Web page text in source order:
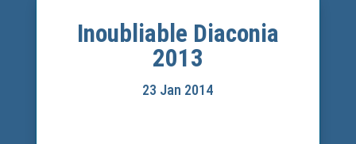
Inoubliable Diaconia
2013
23 Jan 2014